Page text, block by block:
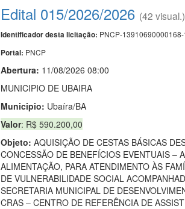
Edital 015/2026/2026 (42 visual.)
Identificador desta licitação: PNCP-
Portal: PNCP
Abertura: 11/08/2026 08:00
MUNICIPIO DE UBAIRA
Municipio: Ubaíra/BA
Valor: R$ 590.200,00
Objeto: AQUISIÇÃO DE CESTAS BÁSICAS
CONCESSÃO DE BENEFÍCIOS EVENTUAIS –
ALIMENTAÇÃO, PARA ATENDIMENTO ÀS
DE VULNERABILIDADE SOCIAL
SECRETARIA MUNICIPAL DE
CRAS – CENTRO DE REFERÊNCIA DE